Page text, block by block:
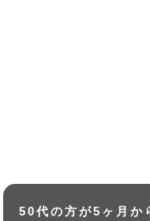
50代の方が5ヶ月か